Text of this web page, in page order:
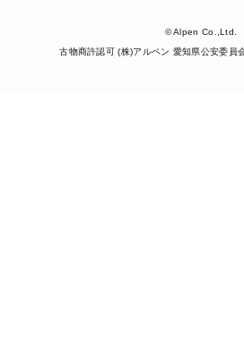
© Alpen Co.,Ltd.
古物商許認可 (株)アルペン 愛知県公安委